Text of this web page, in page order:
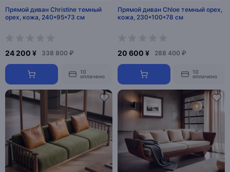
Прямой диван Christine темный
орех, кожа, 240*95*73 см
24 200 ¥ 338 800 ₽
10
оплачено
Прямой диван Chloe темный орех,
кожа, 230*100*78 см
20 600 ¥ 288 400 ₽
10
оплачено